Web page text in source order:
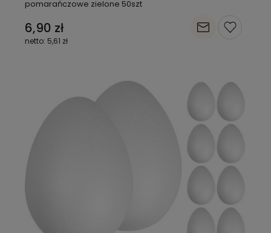
pomarańczowe zielone 50szt
6,90 zł
5,61 zł